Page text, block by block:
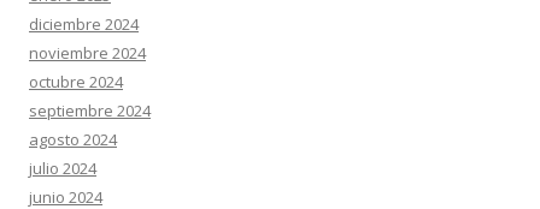
diciembre 2024
noviembre 2024
octubre 2024
septiembre 2024
agosto 2024
julio 2024
junio 2024